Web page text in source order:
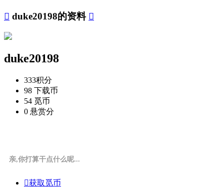
 duke20198的资料 
duke20198
333积分
98 下载币
54 觅币
0 悬赏分
亲,你打算干点什么呢...
获取觅币